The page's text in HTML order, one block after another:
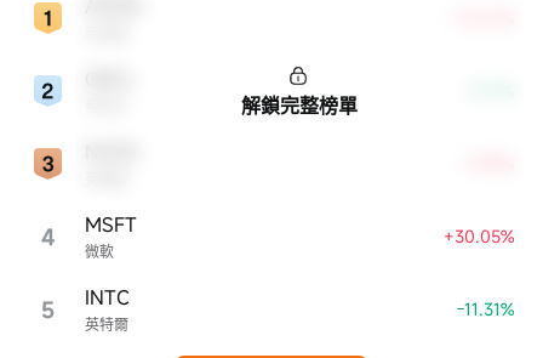
4 微軟
MSFT +30.05%
5 英特爾
INTC -11.31%
解鎖完整榜單